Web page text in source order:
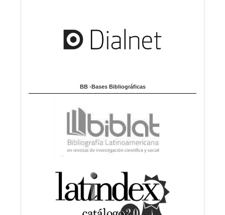
BB -Bases Bibliográficas